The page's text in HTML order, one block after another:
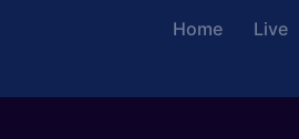
Home Live